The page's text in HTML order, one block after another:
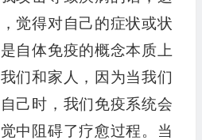
觉得对自己的症状或状
自体免疫的概念本质上
们和家人，因为当我们
己时，我们免疫系统会
中阻碍了疗愈过程。当